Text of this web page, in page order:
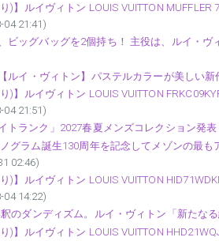
)】ルイヴィトン LOUIS VUITTON
04 21:41)
ビッグバッグを2個持ち！ 主役は、ルイ・ヴ
ルイ・ヴィトン】パステルカラーが美しい
り)】ルイヴィトン LOUIS VUITTON
04 21:51)
トランク」2027春夏メンズコレクション発
ノグラム誕生130周年を記念してメゾンの最
02:46)
り)】ルイヴィトン LOUIS VUITTON
04 14:22)
のダンディズム。ルイ・ヴィトン「新たな
り)】ルイヴィトン LOUIS VUITTON